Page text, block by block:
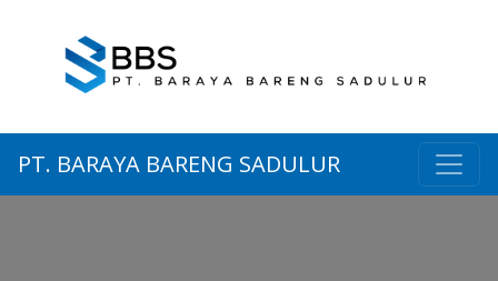
PT. BARAYA BARENG SADULUR